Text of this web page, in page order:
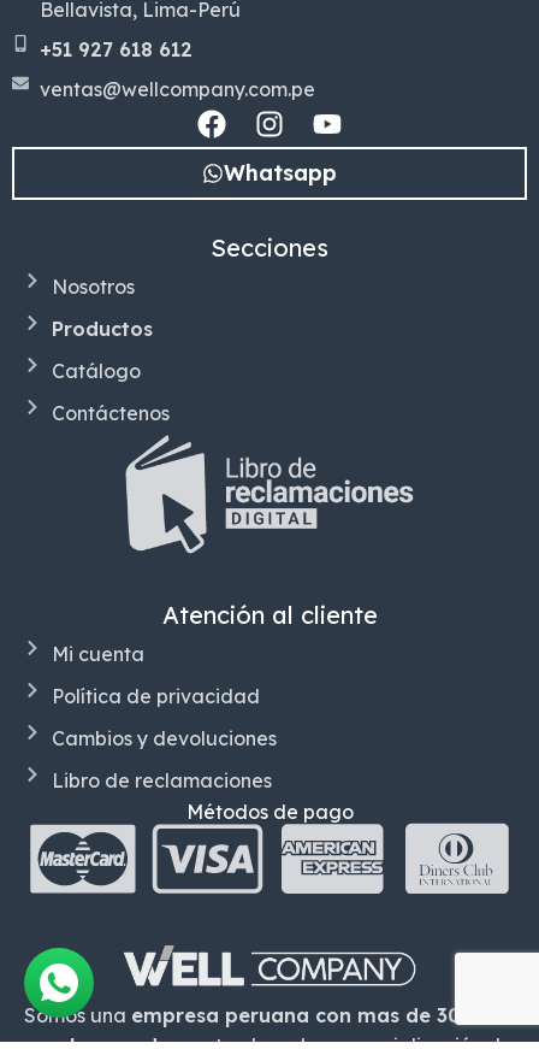
Bellavista, Lima-Perú
+51 927 618 612
ventas@wellcompany.com.pe
Whatsapp
Secciones
Nosotros
Productos
Catálogo
Contáctenos
Atención al cliente
Mi cuenta
Política de privacidad
Cambios y devoluciones
Libro de reclamaciones
Métodos de pago
Somos una empresa peruana con mas de 30 años